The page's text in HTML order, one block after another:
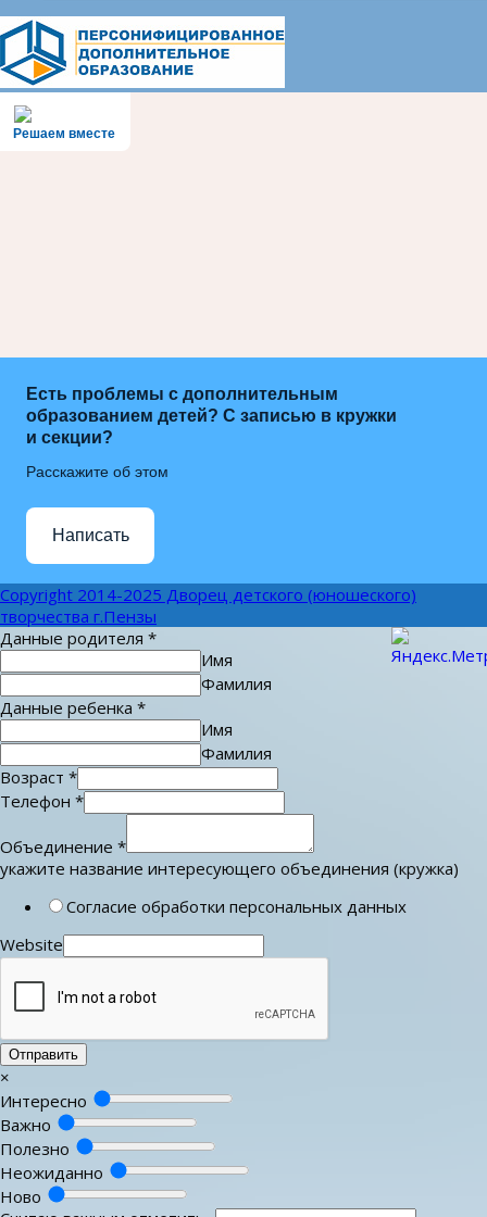
Решаем вместе
Есть проблемы с дополнительным
образованием детей? С записью в кружки
и секции?
Расскажите об этом
Написать
Copyright 2014-2025 Дворец детского (юношеского)
творчества г.Пензы
Данные родителя *
Имя
Фамилия
Данные ребенка *
Имя
Фамилия
Возраст *
Телефон *
Объединение *
укажите название интересующего объединения (кружка)
Согласие обработки персональных данных
Website
Отправить
×
Интересно
Важно
Полезно
Неожиданно
Ново